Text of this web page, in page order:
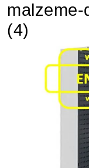
(4)